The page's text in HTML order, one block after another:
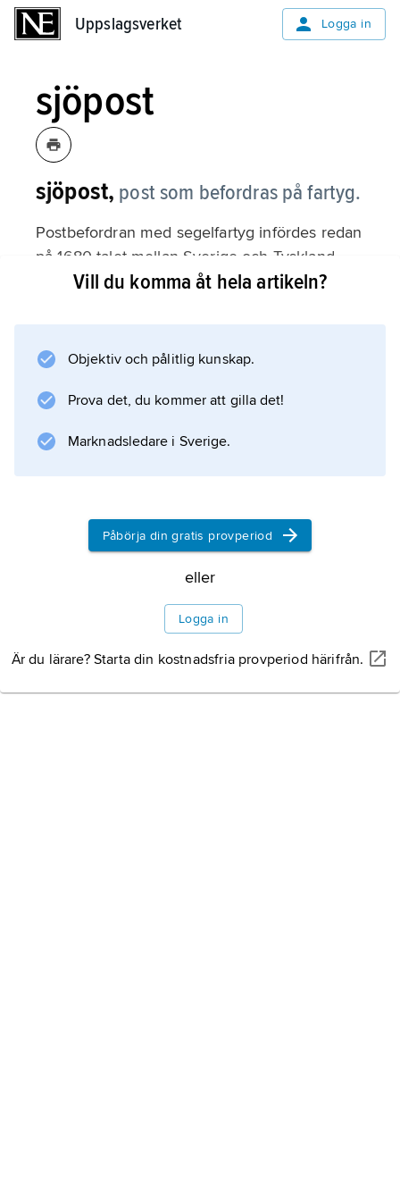
Uppslagsverket Logga in
sjöpost
sjöpost, post som befordras på fartyg.
Postbefordran med segelfartyg infördes redan
på 1680-talet mellan Sverige och Tyskland
(Ystad–Stralsund), Sverige och Danmark
1824 infördes postångfartyg på linjen Ystad–
ångbåtspostexpeditioner på Dalslands kanal.
Information om artikeln
Vill du komma åt hela artikeln?
Objektiv och pålitlig kunskap.
Prova det, du kommer att gilla det!
Marknadsledare i Sverige.
Påbörja din gratis provperiod
eller
Logga in
Är du lärare? Starta din kostnadsfria provperiod härifrån.